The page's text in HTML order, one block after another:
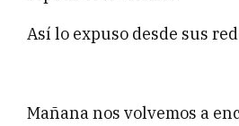
Así lo expuso desde sus
Mañana nos volvemos a